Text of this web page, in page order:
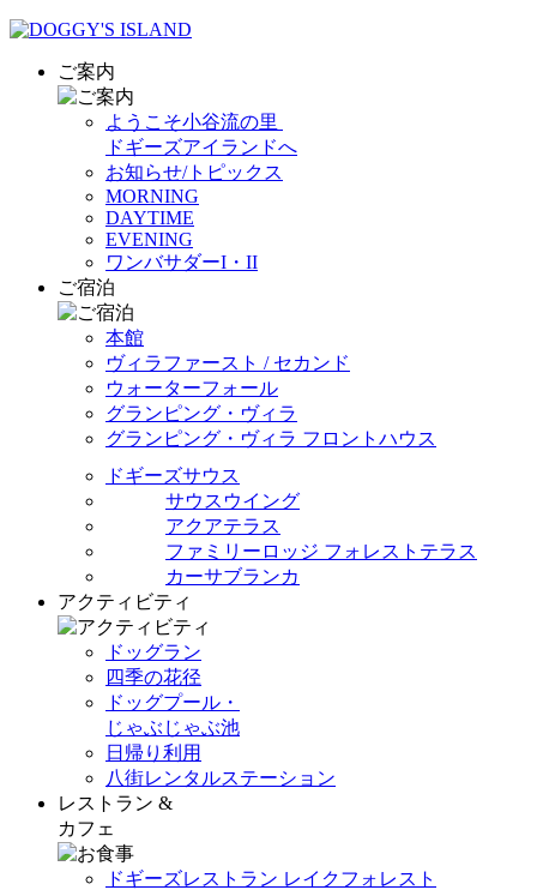
ご案内
ようこそ小谷流の里
ドギーズアイランドへ
お知らせ/トピックス
MORNING
DAYTIME
EVENING
ワンバサダーI・II
ご宿泊
本館
ヴィラファースト / セカンド
ウォーターフォール
グランピング・ヴィラ
グランピング・ヴィラ フロントハウス
ドギーズサウス
サウスウイング
アクアテラス
ファミリーロッジ フォレストテラス
カーサブランカ
アクティビティ
ドッグラン
四季の花径
ドッグプール・
じゃぶじゃぶ池
日帰り利用
八街レンタルステーション
レストラン &
カフェ
ドギーズレストラン レイクフォレスト